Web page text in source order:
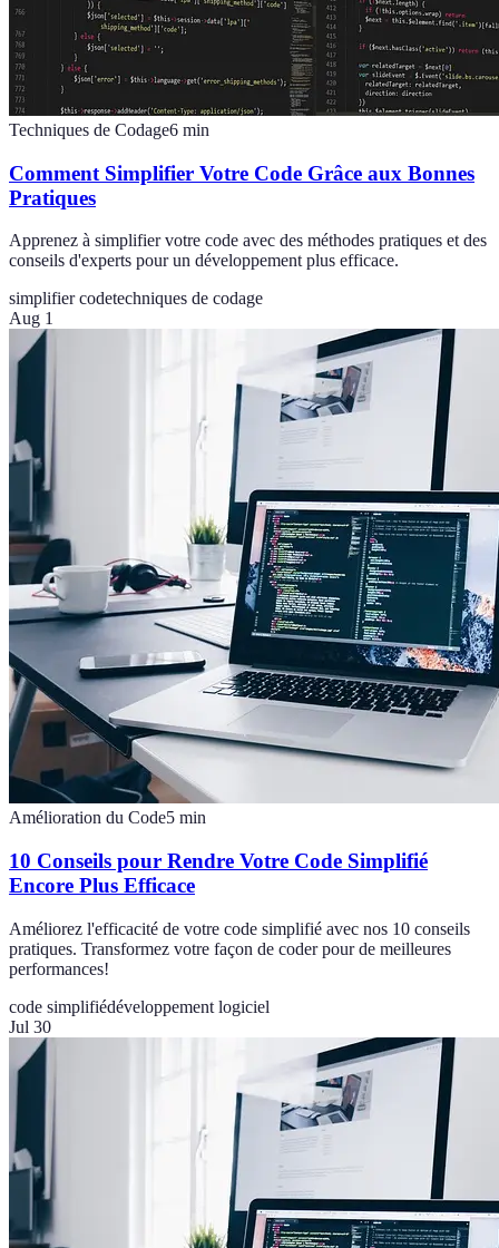
Techniques de Codage6 min
Comment Simplifier Votre Code Grâce aux Bonnes
Pratiques
Apprenez à simplifier votre code avec des méthodes pratiques et des
conseils d'experts pour un développement plus efficace.
simplifier codetechniques de codage
Aug 1
Amélioration du Code5 min
10 Conseils pour Rendre Votre Code Simplifié
Encore Plus Efficace
Améliorez l'efficacité de votre code simplifié avec nos 10 conseils
pratiques. Transformez votre façon de coder pour de meilleures
performances!
code simplifiédéveloppement logiciel
Jul 30